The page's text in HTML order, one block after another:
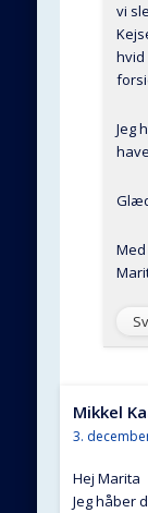
vi
hvid
Jeg
Mikkel
3.
Hej Marita
Jeg håber